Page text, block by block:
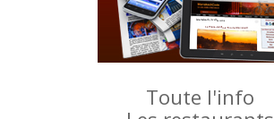
Toute l'info